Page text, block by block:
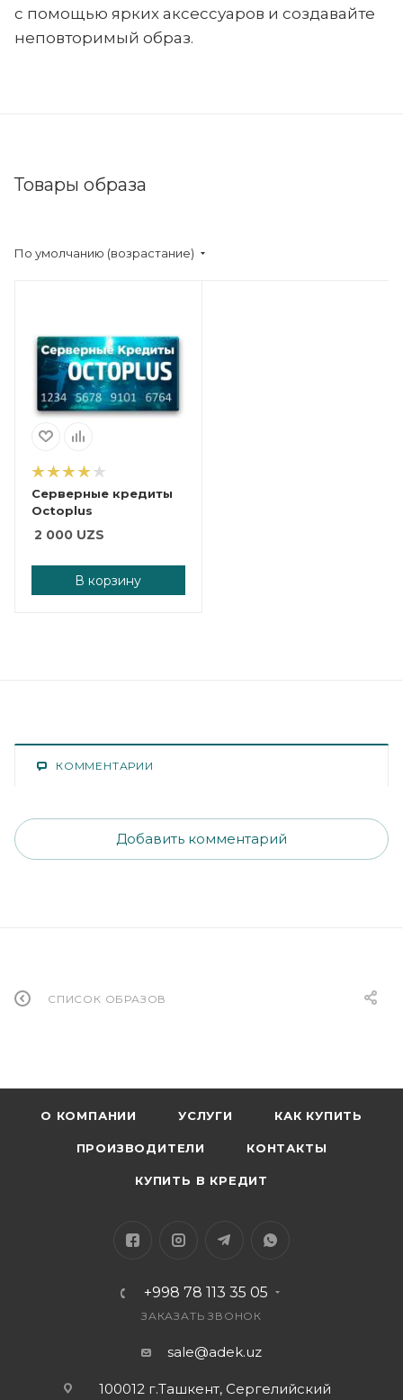
с помощью ярких аксессуаров и создавайте
неповторимый образ.
Товары образа
По умолчанию (возрастание)
Серверные кредиты
Octoplus
2 000 UZS
В корзину
КОММЕНТАРИИ
Добавить комментарий
СПИСОК ОБРАЗОВ
О КОМПАНИИ УСЛУГИ КАК КУПИТЬ
ПРОИЗВОДИТЕЛИ КОНТАКТЫ
КУПИТЬ В КРЕДИТ
+998 78 113 35 05
ЗАКАЗАТЬ ЗВОНОК
sale@adek.uz
100012 г.Ташкент, Сергелийский